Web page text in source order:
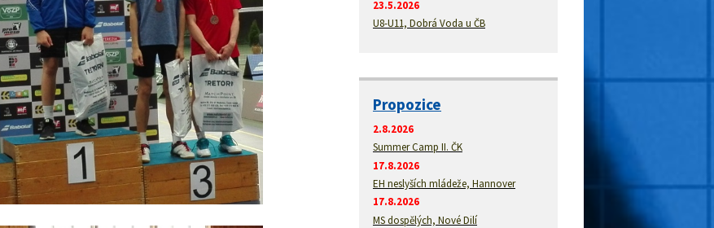
23.5.2026
U8-U11, Dobrá Voda u ČB
Propozice
2.8.2026
Summer Camp II. ČK
17.8.2026
EH neslyších mládeže, Hannover
17.8.2026
MS dospělých, Nové Dilí